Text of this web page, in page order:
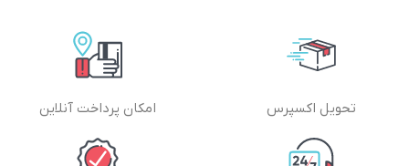
تحویل اکسپرس امکان پرداخت آنلاین